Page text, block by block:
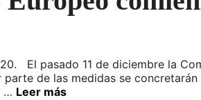
El pasado 11 de diciembre la
parte de las medidas se
… Leer más